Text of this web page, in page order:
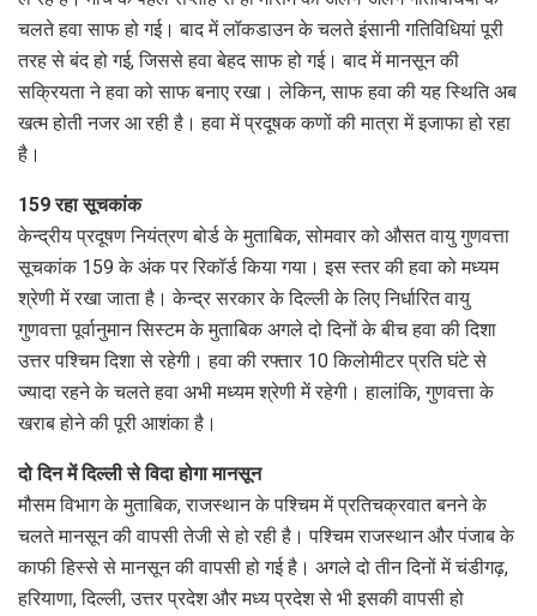
चलते हवा साफ हो गई। बाद में लॉकडाउन के चलते इंसानी गतिविधियां पूरी
तरह से बंद हो गई, जिससे हवा बेहद साफ हो गई। बाद में मानसून की
सक्रियता ने हवा को साफ बनाए रखा। लेकिन, साफ हवा की यह स्थिति अब
खत्म होती नजर आ रही है। हवा में प्रदूषक कणों की मात्रा में इजाफा हो रहा
है।
159 रहा सूचकांक
केन्द्रीय प्रदूषण नियंत्रण बोर्ड के मुताबिक, सोमवार को औसत वायु गुणवत्ता
सूचकांक 159 के अंक पर रिकॉर्ड किया गया। इस स्तर की हवा को मध्यम
श्रेणी में रखा जाता है। केन्द्र सरकार के दिल्ली के लिए निर्धारित वायु
गुणवत्ता पूर्वानुमान सिस्टम के मुताबिक अगले दो दिनों के बीच हवा की दिशा
उत्तर पश्चिम दिशा से रहेगी। हवा की रफ्तार 10 किलोमीटर प्रति घंटे से
ज्यादा रहने के चलते हवा अभी मध्यम श्रेणी में रहेगी। हालांकि, गुणवत्ता के
खराब होने की पूरी आशंका है।
दो दिन में दिल्ली से विदा होगा मानसून
मौसम विभाग के मुताबिक, राजस्थान के पश्चिम में प्रतिचक्रवात बनने के
चलते मानसून की वापसी तेजी से हो रही है। पश्चिम राजस्थान और पंजाब के
काफी हिस्से से मानसून की वापसी हो गई है। अगले दो तीन दिनों में चंडीगढ़,
हरियाणा, दिल्ली, उत्तर प्रदेश और मध्य प्रदेश से भी इसकी वापसी हो